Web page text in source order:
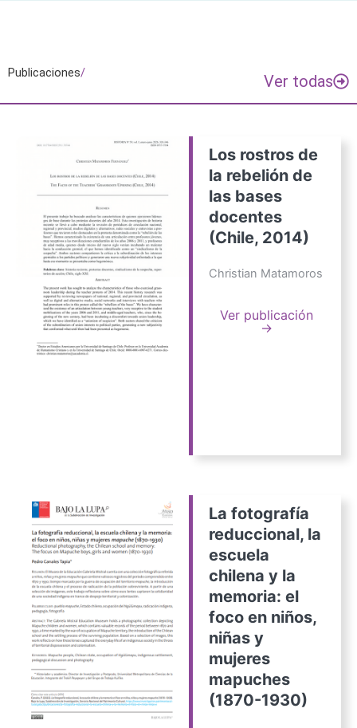
Publicaciones/ Ver todas
Los rostros de
la rebelión de
las bases
docentes
(Chile, 2014)
Christian Matamoros
Ver publicación
→
La fotografía
reduccional, la
escuela
chilena y la
memoria: el
foco en niños,
niñas y
mujeres
mapuches
(1870-1930)